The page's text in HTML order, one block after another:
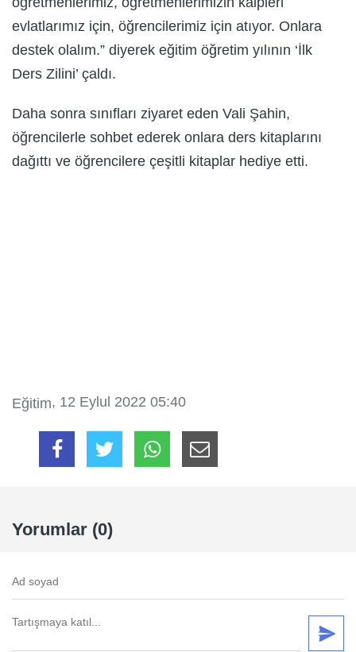
evlatlarımız için, öğrencilerimiz için atıyor. Onlara
destek olalım.” diyerek eğitim öğretim yılının ‘İlk
Ders Zilini’ çaldı.
Daha sonra sınıfları ziyaret eden Vali Şahin,
öğrencilerle sohbet ederek onlara ders kitaplarını
dağıttı ve öğrencilere çeşitli kitaplar hediye etti.
Eğitim, 12 Eylul 2022 05:40
Yorumlar (0)